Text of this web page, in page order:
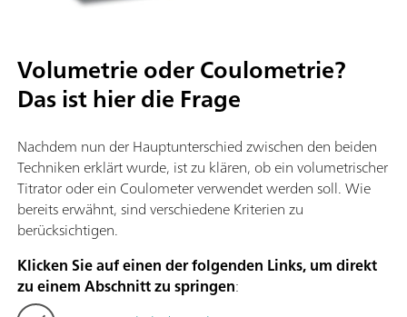
Volumetrie oder Coulometrie?
Das ist hier die Frage
Nachdem nun der Hauptunterschied zwischen den beiden
Techniken erklärt wurde, ist zu klären, ob ein volumetrischer
Titrator oder ein Coulometer verwendet werden soll. Wie
bereits erwähnt, sind verschiedene Kriterien zu
berücksichtigen.
Klicken Sie auf einen der folgenden Links, um direkt
zu einem Abschnitt zu springen: